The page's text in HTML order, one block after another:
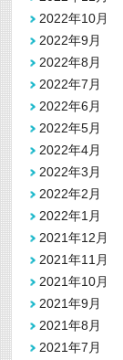
2022年10月
2022年9月
2022年8月
2022年7月
2022年6月
2022年5月
2022年4月
2022年3月
2022年2月
2022年1月
2021年12月
2021年11月
2021年10月
2021年9月
2021年8月
2021年7月